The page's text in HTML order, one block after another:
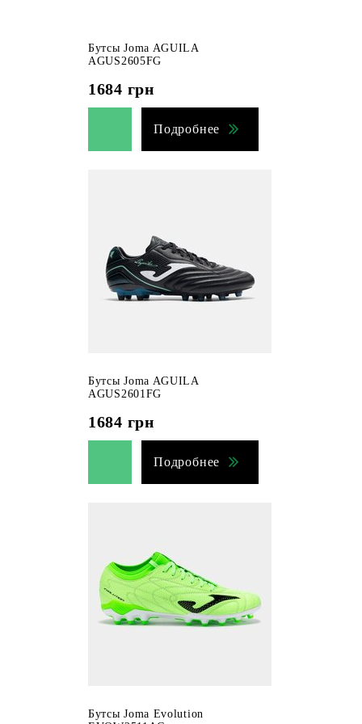
Бутсы Joma AGUILA
AGUS2605FG
1684 грн
Подробнее
Бутсы Joma AGUILA
AGUS2601FG
1684 грн
Подробнее
Бутсы Joma Evolution